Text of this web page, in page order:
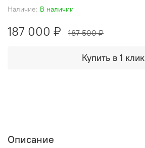
Наличие: В наличии
187 000 ₽ 187 500 ₽
Купить в 1 клик
Описание